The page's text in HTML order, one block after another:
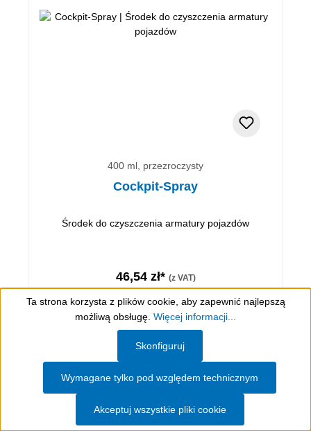
400 ml, przezroczysty
Cockpit-Spray
Środek do czyszczenia armatury pojazdów
46,54 zł* (z VAT)
Średnia ocena 5 z 5 gwiazdek
Do koszyka
Szczegóły
Ta strona korzysta z plików cookie, aby zapewnić najlepszą
możliwą obsługę. Więcej informacji...
Wymagane tylko pod względem technicznym
Skonfiguruj
Akceptuj wszystkie pliki cookie